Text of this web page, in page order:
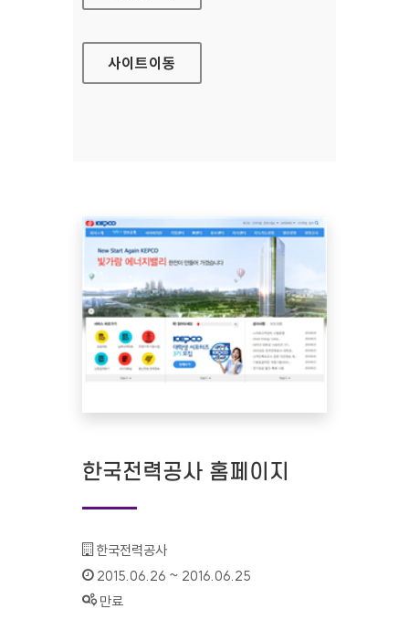
사이트이동
한국전력공사 홈페이지
기관명 :
한국전력공사
인증기간 :
2015.06.26 ~ 2016.06.25
상태 :
만료